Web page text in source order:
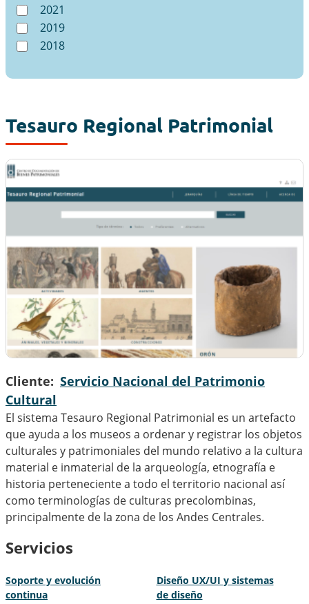
2021
2019
2018
Tesauro Regional Patrimonial
Cliente
Servicio Nacional del Patrimonio
Cultural
El sistema Tesauro Regional Patrimonial es un artefacto
que ayuda a los museos a ordenar y registrar los objetos
culturales y patrimoniales del mundo relativo a la cultura
material e inmaterial de la arqueología, etnografía e
historia perteneciente a todo el territorio nacional así
como terminologías de culturas precolombinas,
principalmente de la zona de los Andes Centrales.
Servicios
Soporte y evolución
continua
Diseño UX/UI y sistemas
de diseño